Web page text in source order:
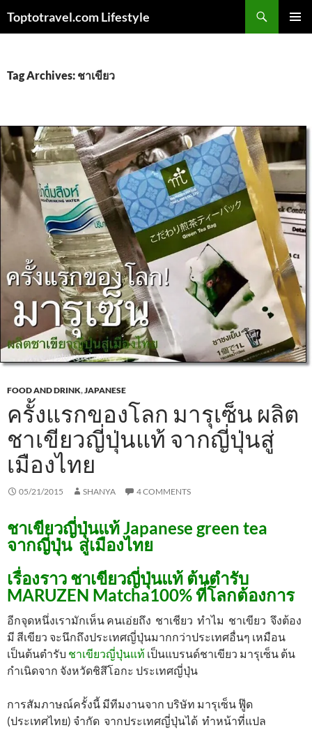
Toptotravel.com Lifestyle
Tag Archives: ชาเขียว
FOOD AND DRINK,JAPANESE
ครั้งแรกของโลก มารุเซ็น ผลิต
ชาเขียวญี่ปุ่นแท้ จากญี่ปุ่นสู่
เมืองไทย
05/21/2015 SHANYA 4 COMMENTS
ชาเขียวญี่ปุ่นแท้ Japanese green tea
จากญี่ปุ่น สู่เมืองไทย
เรื่องราว ชาเขียวญี่ปุ่นแท้ ต้นตำรับ
MARUZEN Matcha100%ที่โลกต้องการ
อีกจุดหนึ่งเรามักเห็น คนเอ่ยถึง ชาเชียว ทำไม ชาเขียว จึงต้อง
มี สีเขียว จะนึกถึงประเทศญี่ปุ่นมากกว่าประเทศอื่นๆ เหมือน
เป็นต้นตำรับ ชาเขียวญี่ปุ่นแท้ เป็นแบรนด์ชาเขียว มารุเซ็น ต้น
กำเนิดจาก จังหวัดชิสึโอกะ ประเทศญี่ปุ่น
การสัมภาษณ์ครั้งนี้ มีทีมงานจาก บริษัท มารุเซ็น ฟู๊ด
(ประเทศไทย) จำกัด จากประเทศญี่ปุ่นได้ ทำหน้าที่แปล